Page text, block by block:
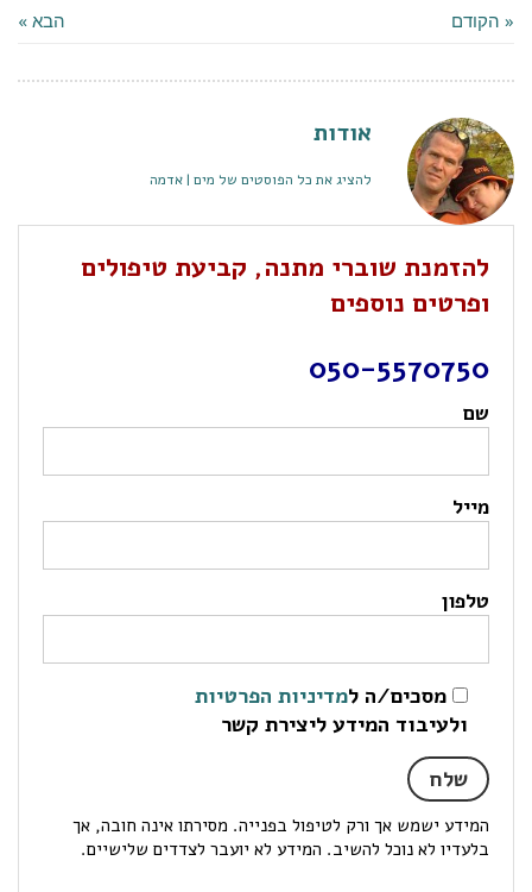
« הקודם הבא »
אודות
להציג את כל הפוסטים של מים | אדמה
להזמנת שוברי מתנה, קביעת טיפולים
ופרטים נוספים
050-5570750
שם
מייל
טלפון
מסכים/ה למדיניות הפרטיות
ולעיבוד המידע ליצירת קשר
המידע ישמש אך ורק לטיפול בפנייה. מסירתו אינה חובה, אך
בלעדיו לא נוכל להשיב. המידע לא יועבר לצדדים שלישיים.